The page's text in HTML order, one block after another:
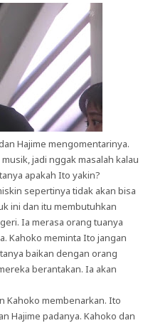
Hajime mengomentarinya.
jadi nggak masalah kalau
apakah Ito yakin?
sepertinya tidak akan bisa
ini dan itu membutuhkan
Ia merasa orang tuanya
Kahoko meminta Ito jangan
baikan dengan orang
berantakan. Ia akan
Kahoko membenarkan. Ito
Hajime padanya. Kahoko dan